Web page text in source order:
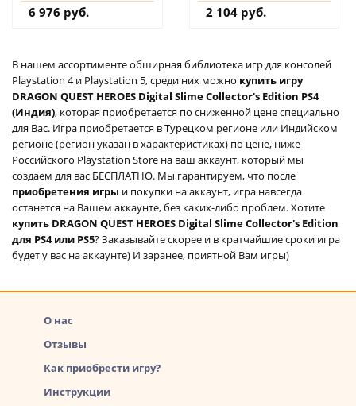
6 976 руб.
2 104 руб.
В нашем ассортименте обширная библиотека игр для консолей
Playstation 4 и Playstation 5, среди них можно купить игру
DRAGON QUEST HEROES Digital Slime Collector's Edition PS4
(Индия), которая приобретается по сниженной цене специально
для Вас. Игра приобретается в Турецком регионе или Индийском
регионе (регион указан в характеристиках) по цене, ниже
Российского Playstation Store на ваш аккаунт, который мы
создаем для вас БЕСПЛАТНО. Мы гарантируем, что после
приобретения игры и покупки на аккаунт, игра навсегда
останется на Вашем аккаунте, без каких-либо проблем. Хотите
купить DRAGON QUEST HEROES Digital Slime Collector's Edition
для PS4 или PS5? Заказывайте скорее и в кратчайшие сроки игра
будет у вас на аккаунте) И заранее, приятной Вам игры)
О нас
Отзывы
Как приобрести игру?
Инструкции